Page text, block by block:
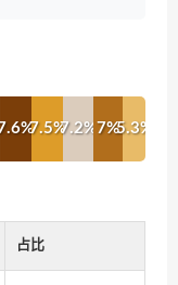
7.5%7.2% 7%5.3%
占比